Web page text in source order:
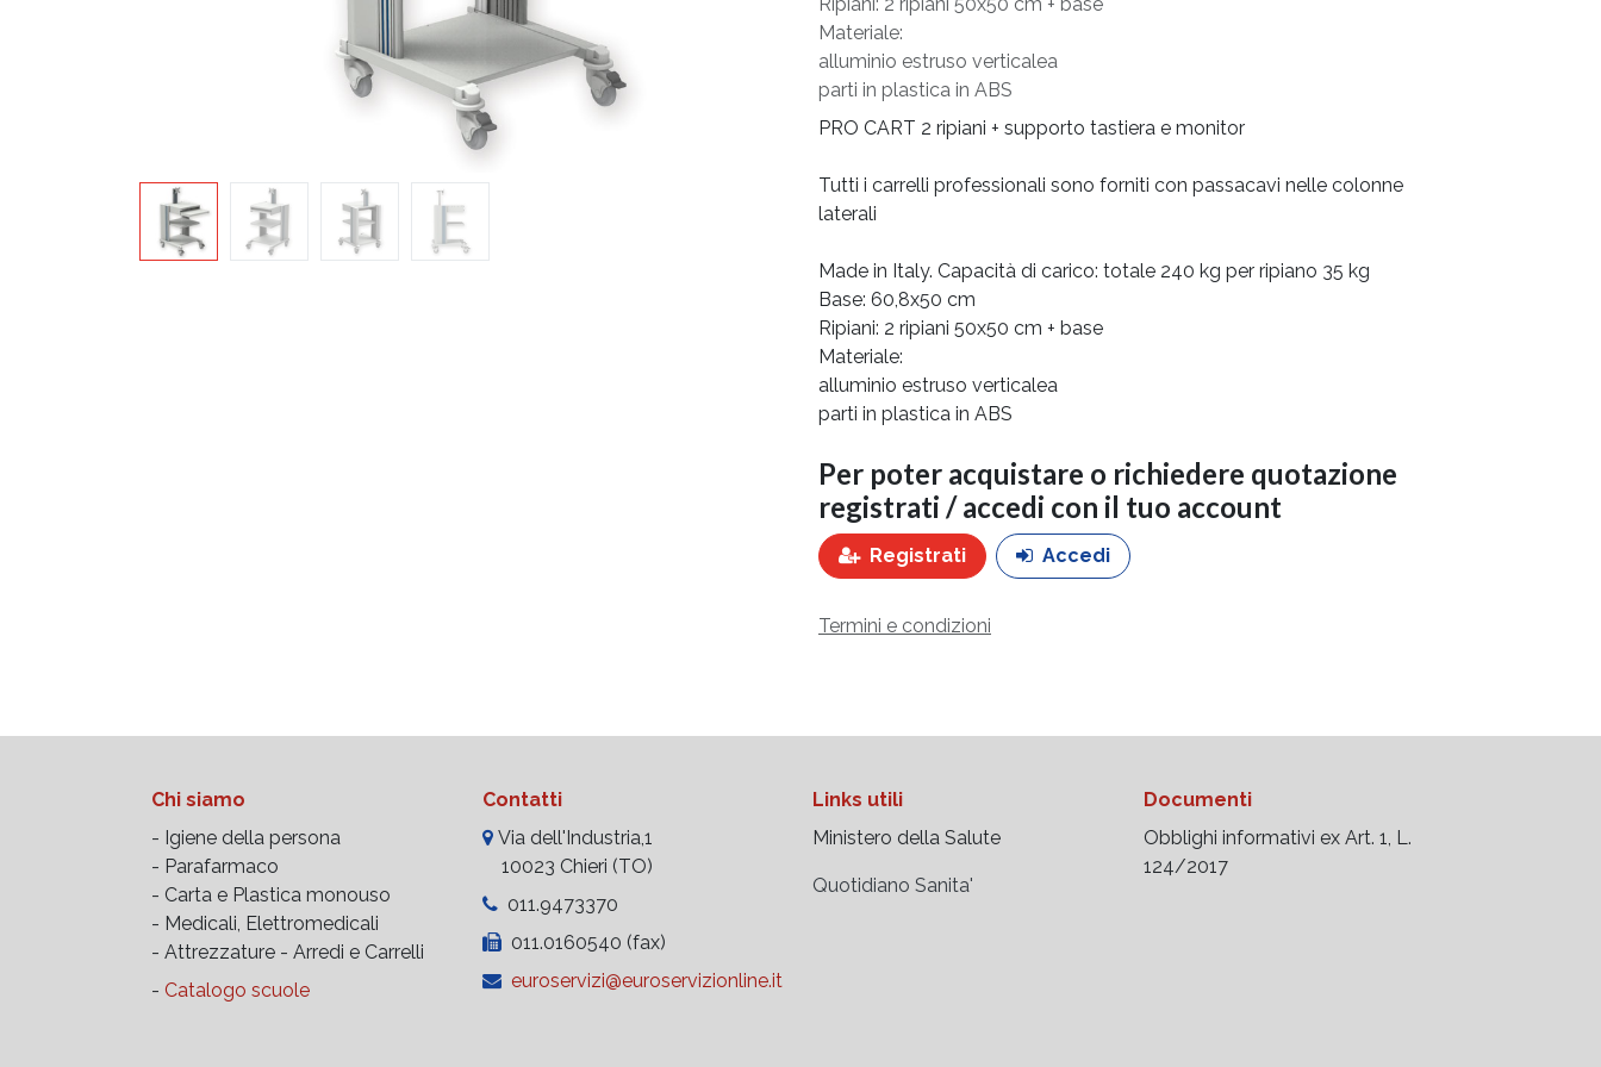
Materiale:
alluminio estruso verticalea
parti in plastica in ABS
PRO CART 2 ripiani + supporto tastiera e monitor
Tutti i carrelli professionali sono forniti con passacavi nelle colonne
laterali
Made in Italy. Capacità di carico: totale 240 kg per ripiano 35 kg
Base: 60,8x50 cm
Ripiani: 2 ripiani 50x50 cm + base
Materiale:
alluminio estruso verticalea
parti in plastica in ABS
Per poter acquistare o richiedere quotazione
registrati / accedi con il tuo account
Registrati Accedi
Termini e condizioni
Chi siamo
- Igiene della persona
- Parafarmaco
- Carta e Plastica monouso
- Medicali, Elettromedicali
- Attrezzature - Arredi e Carrelli
- Catalogo scuole
Contatti
Via dell'Industria,1
10023 Chieri (TO)
011.9473370
011.0160540 (fax)
euroservizi@euroservizionline.it
Links utili
Ministero della Salute
Quotidiano Sanita'
Documenti
Obblighi informativi ex Art. 1, L.
124/2017